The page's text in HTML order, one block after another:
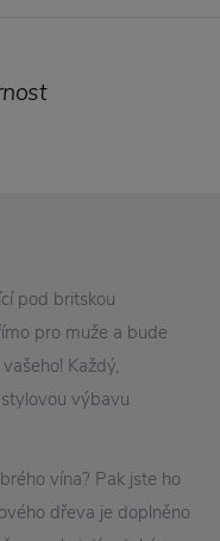
pod britskou
pro muže a bude
Každý,
výbavu
vína? Pak jste ho
dřeva je doplněno